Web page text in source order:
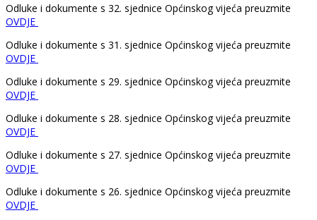
Odluke i dokumente s 32. sjednice Općinskog vijeća preuzmite
OVDJE
Odluke i dokumente s 31. sjednice Općinskog vijeća preuzmite
OVDJE
Odluke i dokumente s 29. sjednice Općinskog vijeća preuzmite
OVDJE
Odluke i dokumente s 28. sjednice Općinskog vijeća preuzmite
OVDJE
Odluke i dokumente s 27. sjednice Općinskog vijeća preuzmite
OVDJE
Odluke i dokumente s 26. sjednice Općinskog vijeća preuzmite
OVDJE